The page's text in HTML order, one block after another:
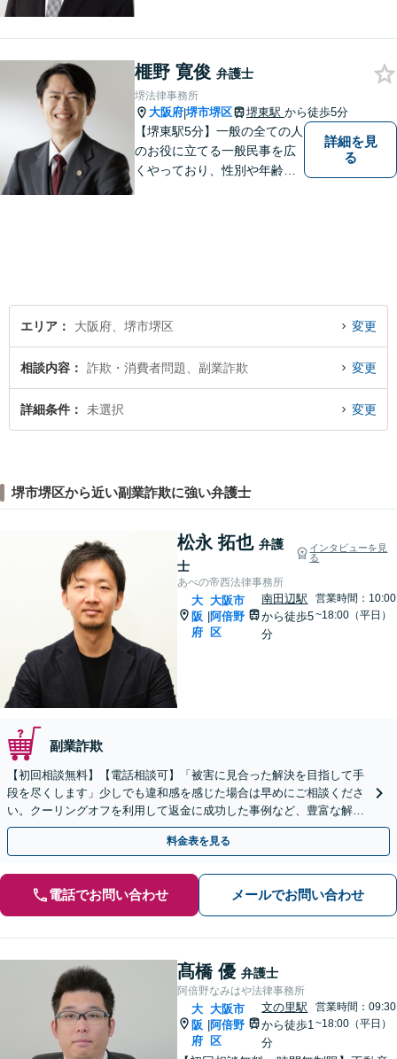
す！全国の支店ネットワーク
を活かし、迅速な解決を目指
します。【夜間土日祝可】
榧野 寛俊 弁護士
堺法律事務所
大阪府|堺市堺区 堺東駅 から徒歩5分
【堺東駅5分】一般の全ての人
のお役に立てる一般民事を広
くやっており、性別や年齢を
います。
詳細を見
る
エリア 大阪府、堺市堺区 変更
相談内容 詐欺・消費者問題、副業詐欺 変更
詳細条件 未選択 変更
堺市堺区から近い副業詐欺に強い弁護士
松永 拓也 弁護
士
インタビューを見
る
あべの帝西法律事務所
大
阪
府
大阪市
阿倍野
区
南田辺駅
から徒歩5
分
営業時間：10:00
~18:00（平日）
副業詐欺
【初回相談無料】【電話相談可】「被害に見合った解決を目指して手
段を尽くします」少しでも違和感を感じた場合は早めにご相談くださ
い。クーリングオフを利用して返金に成功した事例など、豊富な解決
実績があります【完全個室対応】【休日・夜間相談可】
料金表を見る
電話でお問い合わせ メールでお問い合わせ
髙橋 優 弁護士
阿倍野なみはや法律事務所
大
阪
府
大阪市
阿倍野
区
文の里駅
から徒歩1
分
営業時間：09:30
~18:00（平日）